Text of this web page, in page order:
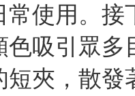
常使用。
色吸引眾
短夾，散